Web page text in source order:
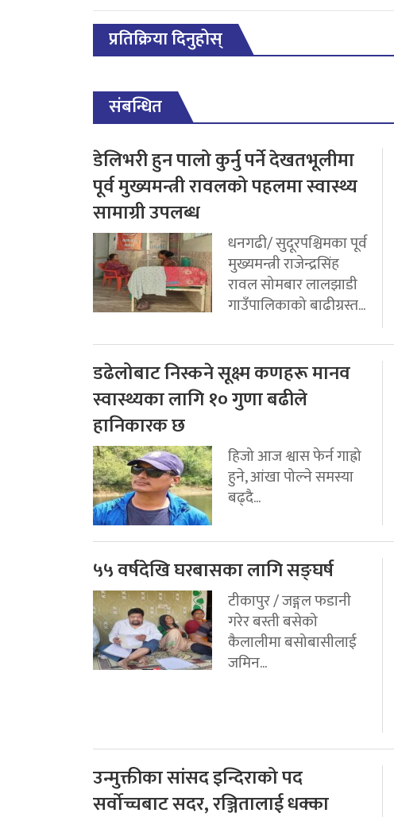
प्रतिक्रिया दिनुहोस्
संबन्धित
डेलिभरी हुन पालो कुर्नु पर्ने देखतभूलीमा
पूर्व मुख्यमन्त्री रावलको पहलमा स्वास्थ्य
सामाग्री उपलब्ध
धनगढी/ सुदूरपश्चिमका पूर्व
मुख्यमन्त्री राजेन्द्रसिंह
रावल सोमबार लालझाडी
गाउँपालिकाको बाढीग्रस्त...
डढेलोबाट निस्कने सूक्ष्म कणहरू मानव
स्वास्थ्यका लागि १० गुणा बढीले
हानिकारक छ
हिजो आज श्वास फेर्न गाह्रो
हुने, आंखा पोल्ने समस्या
बढ्दै...
५५ वर्षदेखि घरबासका लागि सङ्घर्ष
टीकापुर / जङ्गल फडानी
गरेर बस्ती बसेको
कैलालीमा बसोबासीलाई
जमिन...
उन्मुक्तीका सांसद इन्दिराको पद
सर्वोच्चबाट सदर, रञ्जितालाई धक्का